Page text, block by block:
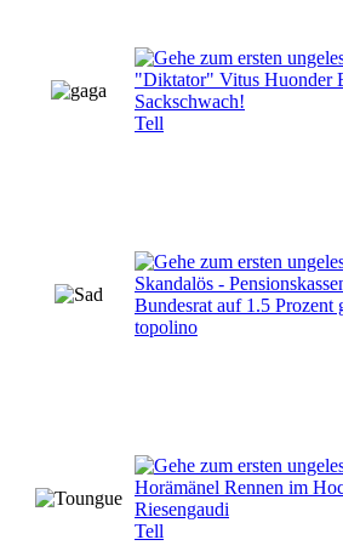
"Diktator" Vitus Huonder
Sackschwach!
Tell
Skandalös -
Bundesrat auf 1.5 Prozent
topolino
Horämänel Rennen im
Riesengaudi
Tell